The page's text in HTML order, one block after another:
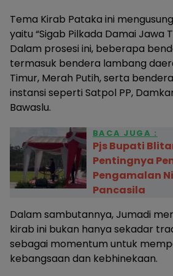
Tema Kirab Pataka ini
yaitu “Sigab Pilkada Damai Jawa
Dalam prosesi ini, beberapa
termasuk bendera lambang
Timur, Merah Putih, serta
instansi seperti Satpol PP,
Bawaslu.
BACA JUGA :
Pjs Bupati
Pentingnya
Pengamalan
Pancasila
Dalam sambutannya, Jumadi
kirab ini bukan hanya sekadar
sebagai momentum untuk
kebangsaan dan kebhinekaan.